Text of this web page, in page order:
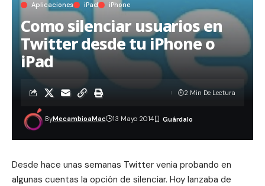
Aplicaciones iPad iPhone
Como silenciar usuarios en
Twitter desde tu iPhone o
iPad
ByMecambioaMac 13 Mayo 2014
2 Min De Lectura
Desde hace unas semanas Twitter venia probando en
algunas cuentas la opción de silenciar. Hoy lanzaba de